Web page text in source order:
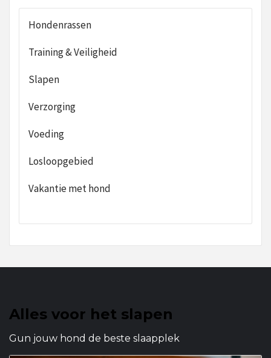
Hondenrassen
Training & Veiligheid
Slapen
Verzorging
Voeding
Losloopgebied
Vakantie met hond
Alles voor het slapen
Gun jouw hond de beste slaapplek